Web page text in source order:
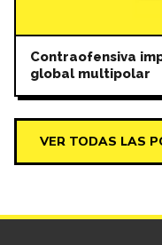
Contraofensiva
global multipolar
VER TODAS LAS